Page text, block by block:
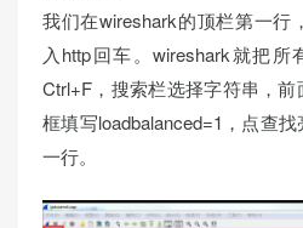
我们在wireshark的顶栏第一行
入http回车。wireshark就把
Ctrl+F，搜索栏选择字符串，
框填写loadbalanced=1，点查
一行。